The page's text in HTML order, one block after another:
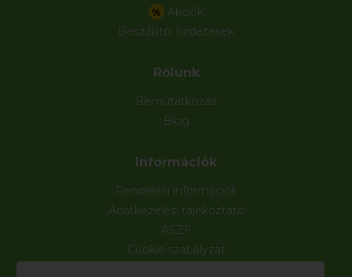
%
Akciók
Beszállítói hirdetések
Rólunk
Bemutatkozás
Blog
Információk
Rendelési információk
Adatkezelési tájékoztató
ÁSZF
Cookie szabályzat